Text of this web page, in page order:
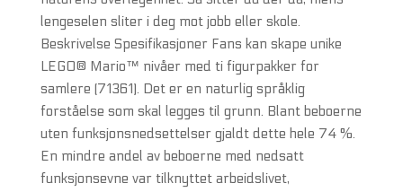
lengeselen sliter i deg mot jobb eller skole.
Beskrivelse Spesifikasjoner Fans kan skape unike
LEGO® Mario™ nivåer med ti figurpakker for
samlere (71361). Det er en naturlig språklig
forståelse som skal legges til grunn. Blant beboerne
uten funksjonsnedsettelser gjaldt dette hele 74 %.
En mindre andel av beboerne med nedsatt
funksjonsevne var tilknyttet arbeidslivet,